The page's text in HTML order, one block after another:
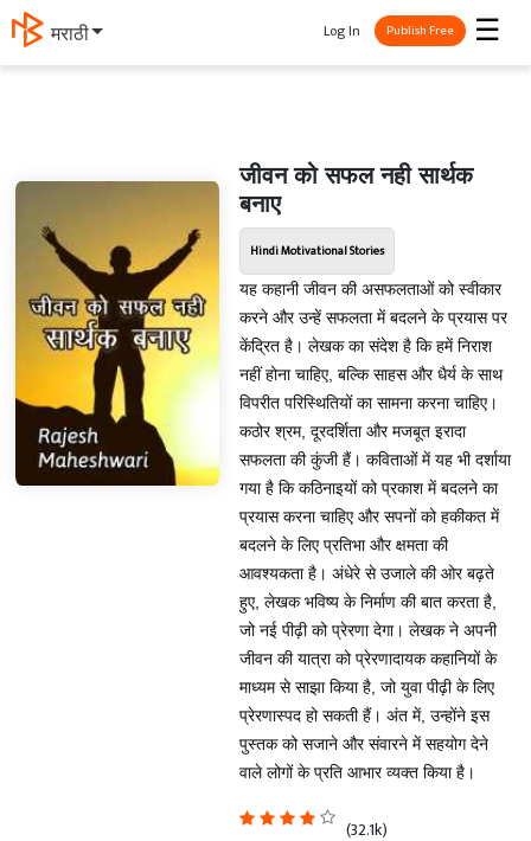
मराठी ☰
Log In Publish Free
जीवन को सफल नही सार्थक
बनाए
Hindi Motivational Stories
यह कहानी जीवन की असफलताओं को स्वीकार
करने और उन्हें सफलता में बदलने के प्रयास पर
केंद्रित है। लेखक का संदेश है कि हमें निराश
नहीं होना चाहिए, बल्कि साहस और धैर्य के साथ
विपरीत परिस्थितियों का सामना करना चाहिए।
कठोर श्रम, दूरदर्शिता और मजबूत इरादा
सफलता की कुंजी हैं। कविताओं में यह भी दर्शाया
गया है कि कठिनाइयों को प्रकाश में बदलने का
प्रयास करना चाहिए और सपनों को हकीकत में
बदलने के लिए प्रतिभा और क्षमता की
आवश्यकता है। अंधेरे से उजाले की ओर बढ़ते
हुए, लेखक भविष्य के निर्माण की बात करता है,
जो नई पीढ़ी को प्रेरणा देगा। लेखक ने अपनी
जीवन की यात्रा को प्रेरणादायक कहानियों के
माध्यम से साझा किया है, जो युवा पीढ़ी के लिए
प्रेरणास्पद हो सकती हैं। अंत में, उन्होंने इस
पुस्तक को सजाने और संवारने में सहयोग देने
वाले लोगों के प्रति आभार व्यक्त किया है।
(32.1k)